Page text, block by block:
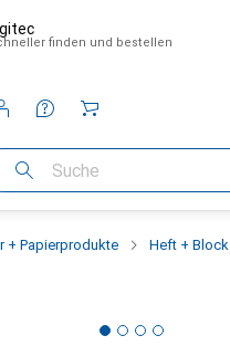
finden und bestellen
Kategorien
Suche
+ Papierprodukte Heft + Block